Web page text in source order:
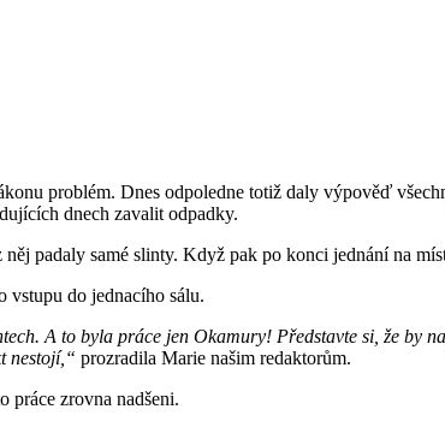
problém. Dnes odpoledne totiž daly výpověď
dnech zavalit odpadky.
padaly samé slinty. Když pak po konci jednání na
vstupu do jednacího sálu.
A to byla práce jen Okamury! Představte si, že
nestojí,“ prozradila Marie našim redaktorům.
práce zrovna nadšeni.